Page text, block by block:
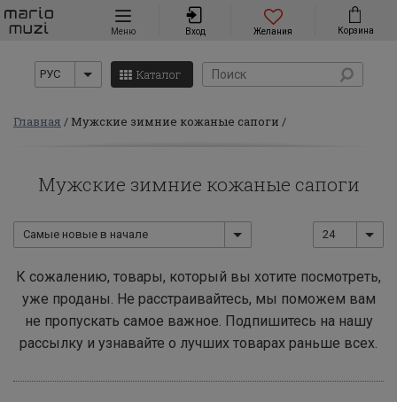
Навигация
Меню Вход Желания Корзина
РУС Каталог
Главная Мужские зимние кожаные сапоги
Мужские зимние кожаные сапоги
Самые новые в начале 24
К сожалению, товары, который вы хотите посмотреть,
уже проданы. Не расстраивайтесь, мы поможем вам
не пропускать самое важное. Подпишитесь на нашу
рассылку и узнавайте о лучших товарах раньше всех.